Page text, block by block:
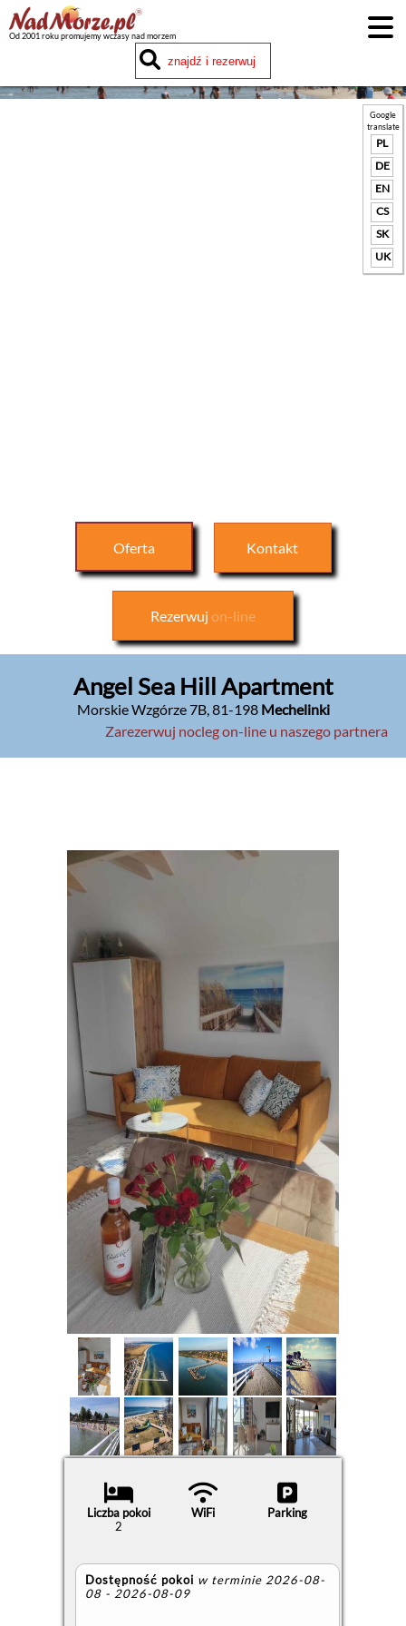
Od 2001 roku promujemy wczasy nad morzem
Google
translate
PL
DE
EN
CS
SK
UK
Oferta Kontakt
Rezerwuj on-line
Angel Sea Hill Apartment
Morskie Wzgórze 7B,81-198 Mechelinki
Zarezerwuj nocleg on-line u naszego partnera
Liczba pokoi
2
WiFi Parking
Dostępność pokoi w terminie 2026-08-
08 - 2026-08-09